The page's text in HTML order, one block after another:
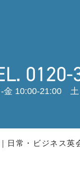
-金 10:00-21:00 土
日常・ビジネス英